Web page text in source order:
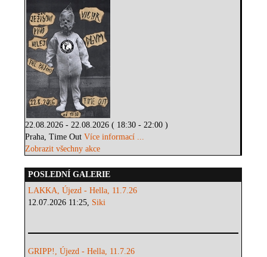
22.08.2026 - 22.08.2026 ( 18:30 - 22:00 )
Praha, Time OutVíce informací ...
Zobrazit všechny akce
POSLEDNÍ GALERIE
LAKKA, Újezd - Hella, 11.7.26
12.07.2026 11:25, Siki
GRIPP!, Újezd - Hella, 11.7.26